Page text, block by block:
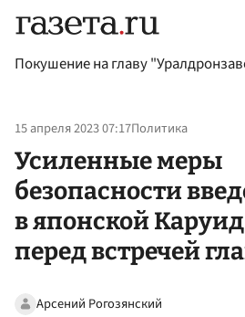
Покушение на главу
15 апреля 2023 07:17Политика
Усиленные меры
безопасности
в японской
перед встречей
Арсений Рогозянский